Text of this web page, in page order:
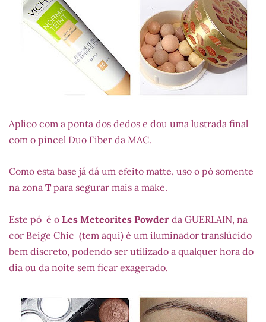
Aplico com a ponta dos dedos e dou uma lustrada final
com o pincel Duo Fiber da MAC.
Como esta base já dá um efeito matte, uso o pó somente
na zona T para segurar mais a make.
Este pó é o Les Meteorites Powder da GUERLAIN, na
cor Beige Chic (tem aqui) é um iluminador translúcido
bem discreto, podendo ser utilizado a qualquer hora do
dia ou da noite sem ficar exagerado.